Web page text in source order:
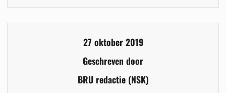
27 oktober 2019
Geschreven door
BRU redactie (NSK)